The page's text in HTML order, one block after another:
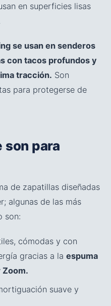
en superficies lisas
se usan en senderos
con tacos profundos y
tracción. Son
para protegerse de
son para
de zapatillas diseñadas
algunas de las más
son:
cómodas y con
gracias a laespuma
Zoom.
suave y